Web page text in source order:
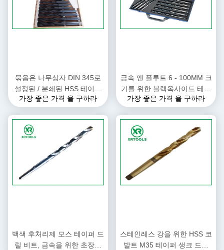
묶음은 나무상자 DIN 345로
설정된 / 분쇄된 HSS 테이퍼
생크 드릴 비트를 만들었습니
가장 좋은 가격 을 구하라
금속 엔 플루트 6 - 100MM 크
기를 위한 블랙옥사이드 테이
퍼 섕크 드릴 비트 DIN 345
가장 좋은 가격 을 구하라
백색 후처리제 모스 테이퍼 드
릴 비트, 금속을 위한 초장축
스테인레스 강을 위한 HSS 코
발트 M35 테이퍼 생크 드릴